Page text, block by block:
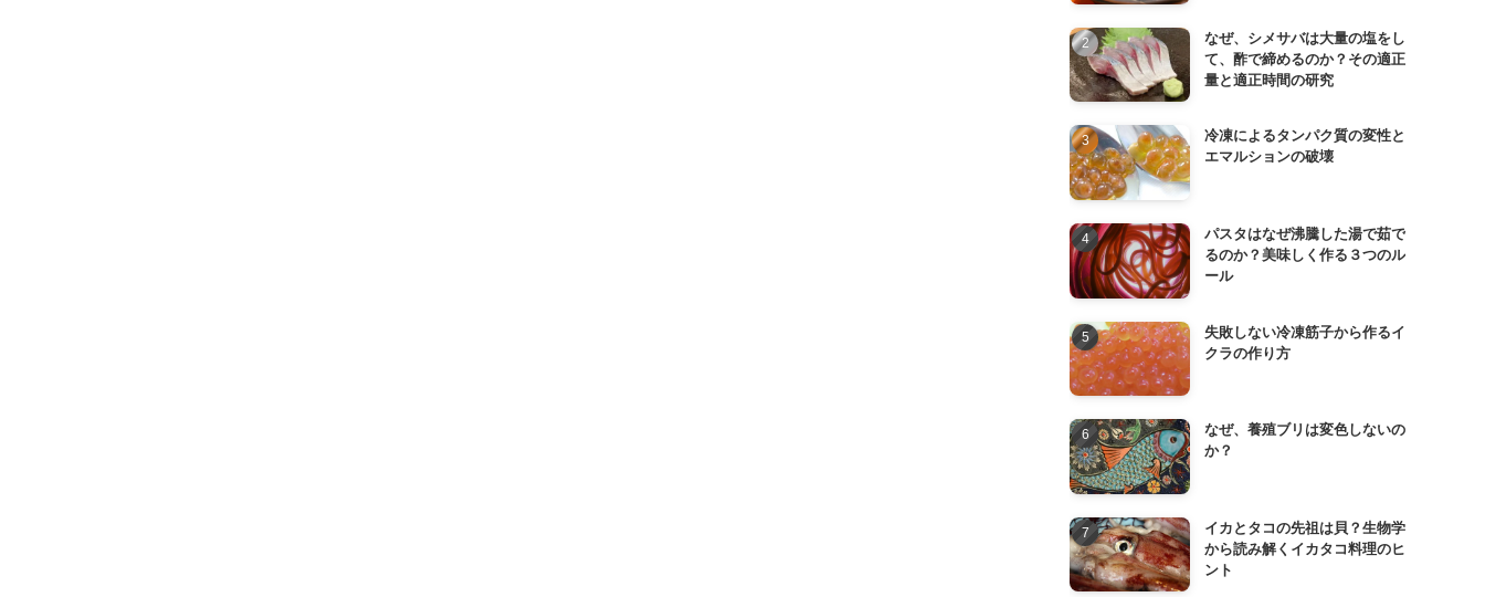
なぜ、シメサバは大量の塩をし
て、酢で締めるのか？その適正
量と適正時間の研究
冷凍によるタンパク質の変性と
エマルションの破壊
パスタはなぜ沸騰した湯で茹で
るのか？美味しく作る３つのル
ール
失敗しない冷凍筋子から作るイ
クラの作り方
なぜ、養殖ブリは変色しないの
か？
イカとタコの先祖は貝？生物学
から読み解くイカタコ料理のヒ
ント